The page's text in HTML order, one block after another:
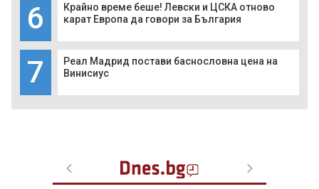
6
Крайно време беше! Левски и ЦСКА отново
карат Европа да говори за България
7
Реал Мадрид постави баснословна цена на
Винисиус